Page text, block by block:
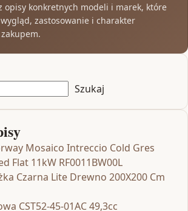
opisy konkretnych modeli i marek, które
zastosowanie i charakter
Szukaj
Mosaico Intreccio Cold Gres
Flat 11kW RF0011BW00L
Czarna Lite Drewno 200X200 Cm
CST52-45-01AC 49,3cc